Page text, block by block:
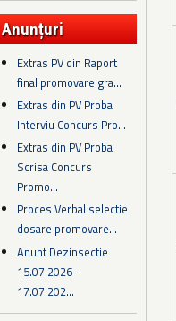
Anunțuri
Extras PV din Raport
final promovare gra...
Extras din PV Proba
Interviu Concurs Pro...
Extras din PV Proba
Scrisa Concurs
Promo...
Proces Verbal selectie
dosare promovare...
Anunt Dezinsectie
15.07.2026 -
17.07.202...